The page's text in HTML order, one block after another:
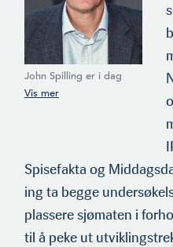
John Spilling er i dag
seniorkonsulent i
vært en del av det
internasjonale
markedsanalyseselskapet
Ipsos. (Foto: privat)
Spisefakta og
ing ta begge
plassere sjømaten i
til å peke ut